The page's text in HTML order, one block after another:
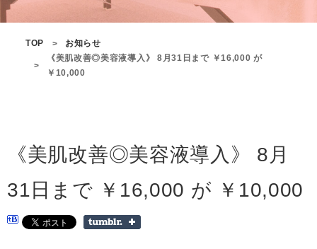
TOP
お知らせ
《美肌改善◎美容液導入》 8月31日まで ￥16,000 が
￥10,000
《美肌改善◎美容液導入》 8月
31日まで ￥16,000 が ￥10,000